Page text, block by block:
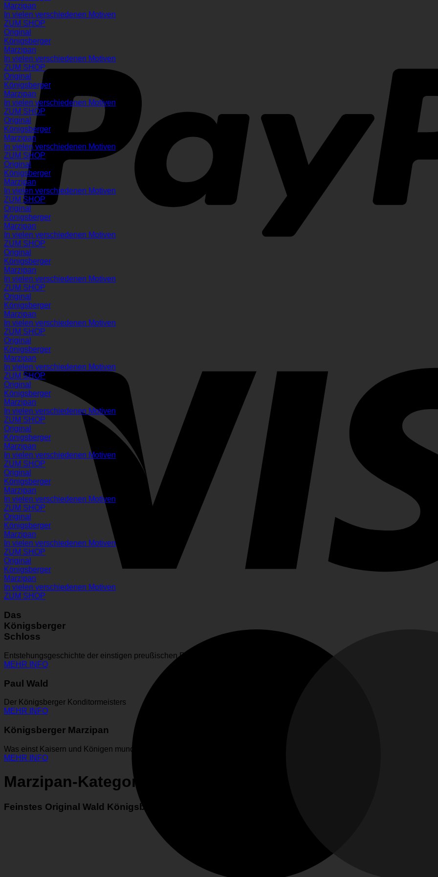
Marzipan
In vielen verschiedenen Motiven
ZUM SHOP
Original
Königsberger
Marzipan
In vielen verschiedenen Motiven
ZUM SHOP
Original
Königsberger
Marzipan
In vielen verschiedenen Motiven
ZUM SHOP
Original
Königsberger
Marzipan
In vielen verschiedenen Motiven
ZUM SHOP
Original
Königsberger
Marzipan
In vielen verschiedenen Motiven
ZUM SHOP
Original
Königsberger
Marzipan
In vielen verschiedenen Motiven
ZUM SHOP
Original
Königsberger
Marzipan
In vielen verschiedenen Motiven
ZUM SHOP
Original
Königsberger
Marzipan
In vielen verschiedenen Motiven
ZUM SHOP
Original
Königsberger
Marzipan
In vielen verschiedenen Motiven
ZUM SHOP
Original
Königsberger
Marzipan
In vielen verschiedenen Motiven
ZUM SHOP
Original
Königsberger
Marzipan
In vielen verschiedenen Motiven
ZUM SHOP
Original
Königsberger
Marzipan
In vielen verschiedenen Motiven
ZUM SHOP
Original
Königsberger
Marzipan
In vielen verschiedenen Motiven
ZUM SHOP
Original
Königsberger
Marzipan
In vielen verschiedenen Motiven
ZUM SHOP
Das
Königsberger
Schloss
Entstehungsgeschichte der einstigen preußischen Residenz
MEHR INFO
Paul Wald
Der Königsberger Konditormeisters
MEHR INFO
Königsberger Marzipan
Was einst Kaisern und Königen mundete…
MEHR INFO
Marzipan-Kategorien
Feinstes Original Wald Königsberger Marzipan